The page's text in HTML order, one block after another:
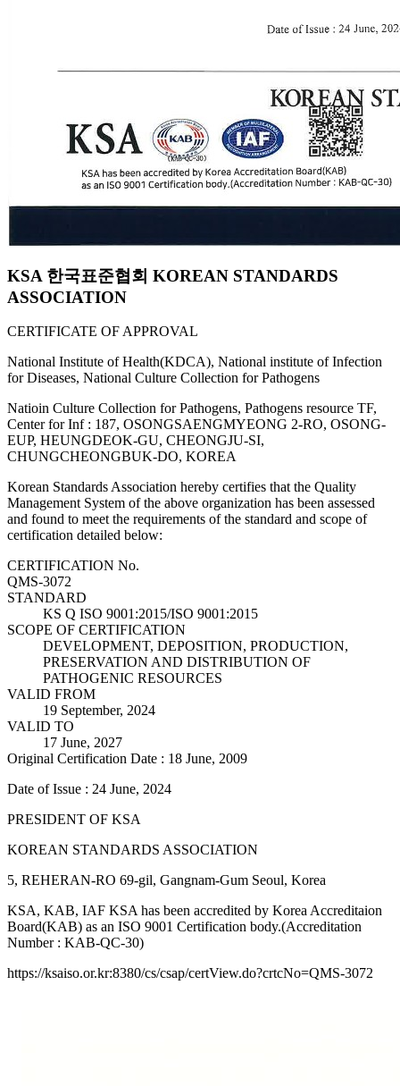
KSA 한국표준협회 KOREAN STANDARDS
ASSOCIATION
CERTIFICATE OF APPROVAL
National Institute of Health(KDCA), National institute of Infection
for Diseases, National Culture Collection for Pathogens
Natioin Culture Collection for Pathogens, Pathogens resource TF,
Center for Inf : 187, OSONGSAENGMYEONG 2-RO, OSONG-
EUP, HEUNGDEOK-GU, CHEONGJU-SI,
CHUNGCHEONGBUK-DO, KOREA
Korean Standards Association hereby certifies that the Quality
Management System of the above organization has been assessed
and found to meet the requirements of the standard and scope of
certification detailed below:
CERTIFICATION No.
QMS-3072
STANDARD
KS Q ISO 9001:2015/ISO 9001:2015
SCOPE OF CERTIFICATION
DEVELOPMENT, DEPOSITION, PRODUCTION,
PRESERVATION AND DISTRIBUTION OF
PATHOGENIC RESOURCES
VALID FROM
19 September, 2024
VALID TO
17 June, 2027
Original Certification Date : 18 June, 2009
Date of Issue : 24 June, 2024
PRESIDENT OF KSA
KOREAN STANDARDS ASSOCIATION
5, REHERAN-RO 69-gil, Gangnam-Gum Seoul, Korea
KSA, KAB, IAF KSA has been accredited by Korea Accreditaion
Board(KAB) as an ISO 9001 Certification body.(Accreditation
Number : KAB-QC-30)
https://ksaiso.or.kr:8380/cs/csap/certView.do?crtcNo=QMS-3072